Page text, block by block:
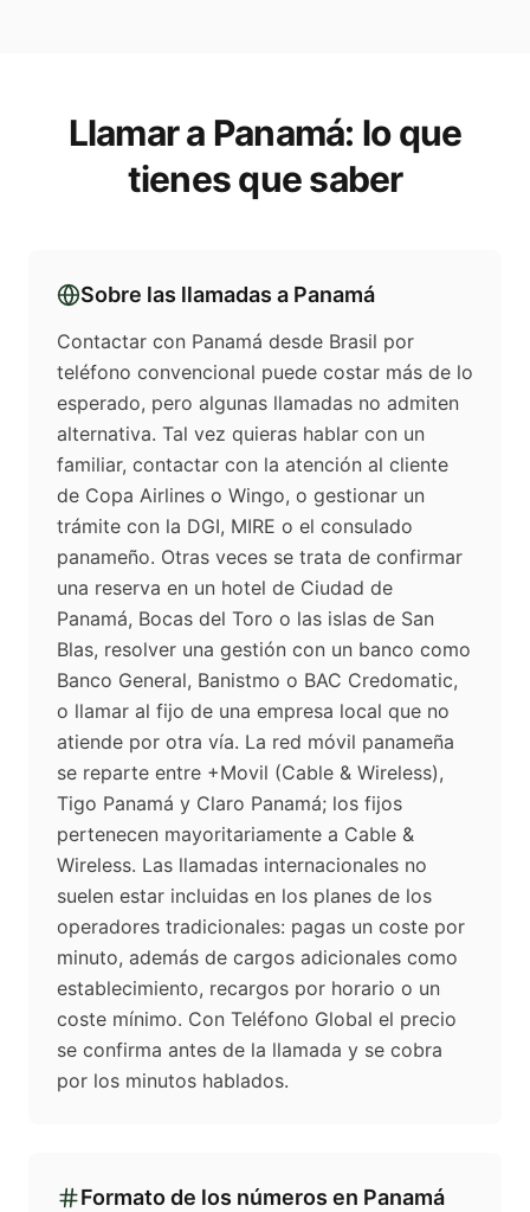
Llamar a Panamá: lo que
tienes que saber
Sobre las llamadas a Panamá
Contactar con Panamá desde Brasil por
teléfono convencional puede costar más de lo
esperado, pero algunas llamadas no admiten
alternativa. Tal vez quieras hablar con un
familiar, contactar con la atención al cliente
de Copa Airlines o Wingo, o gestionar un
trámite con la DGI, MIRE o el consulado
panameño. Otras veces se trata de confirmar
una reserva en un hotel de Ciudad de
Panamá, Bocas del Toro o las islas de San
Blas, resolver una gestión con un banco como
Banco General, Banistmo o BAC Credomatic,
o llamar al fijo de una empresa local que no
atiende por otra vía. La red móvil panameña
se reparte entre +Movil (Cable & Wireless),
Tigo Panamá y Claro Panamá; los fijos
pertenecen mayoritariamente a Cable &
Wireless. Las llamadas internacionales no
suelen estar incluidas en los planes de los
operadores tradicionales: pagas un coste por
minuto, además de cargos adicionales como
establecimiento, recargos por horario o un
coste mínimo. Con Teléfono Global el precio
se confirma antes de la llamada y se cobra
por los minutos hablados.
Formato de los números en Panamá